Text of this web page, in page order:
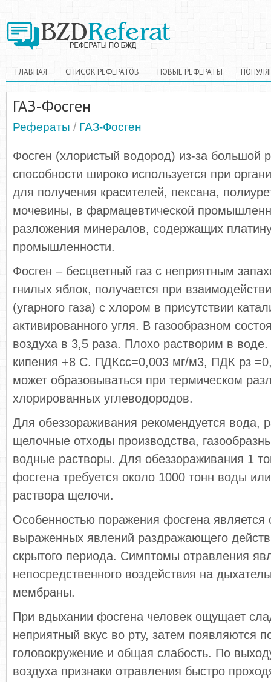
ГЛАВНАЯ СПИСОК РЕФЕРАТОВ НОВЫЕ РЕФЕРАТЫ
ГАЗ-Фосген
Рефераты / ГАЗ-Фосген
Фосген (хлористый водород) из-за большой
способности широко используется при
для получения красителей, пексана,
мочевины, в фармацевтической
разложения минералов, содержащих
промышленности.
Фосген – бесцветный газ с неприятным
гнилых яблок, получается при
(угарного газа) с хлором в присутствии
активированного угля. В газообразном
воздуха в 3,5 раза. Плохо растворим в
кипения +8 С. ПДКсс=0,003 мг/м3, ПДК рз
может образовываться при термическом
хлорированных углеводородов.
Для обеззораживания рекомендуется вода,
щелочные отходы производства,
водные растворы. Для обеззораживания 1
фосгена требуется около 1000 тонн воды
раствора щелочи.
Особенностью поражения фосгена является
выраженных явлений раздражающего
скрытого периода. Симптомы отравления
непосредственного воздействия на
мембраны.
При вдыхании фосгена человек ощущает
неприятный вкус во рту, затем появляются
головокружение и общая слабость. По
воздуха признаки отравления быстро